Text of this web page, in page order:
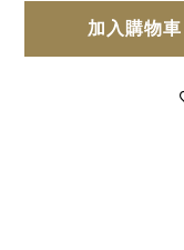
加入購物車